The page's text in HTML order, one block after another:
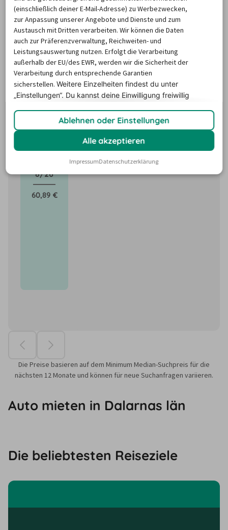
Dalarna County ?
Im Laufe des Jahres können Mietwagenpreise durch
Faktoren wie saisonale Nachfrage, Feiertage oder lokale
Veranstaltungen enorm schwanken. Aber keine Panik:
Unser Mietwagen-Preisbarometer hilft immer, das
Mietwagen zu finden - versprochen!
8/26
60,89 €
Die Preise basieren auf dem Minimum Median-Suchpreis für die
nächsten 12 Monate und können für neue Suchanfragen variieren.
Auto mieten in Dalarnas län
Die beliebtesten Reiseziele
(einschließlich deiner E-Mail-Adresse) zu Werbezwecken,
zur Anpassung unserer Angebote und Dienste und zum
Austausch mit Dritten verarbeiten. Wir können die Daten
auch zur Präferenzverwaltung, Reichweiten- und
Leistungsauswertung nutzen. Erfolgt die Verarbeitung
außerhalb der EU/des EWR, werden wir die Sicherheit der
Verarbeitung durch entsprechende Garantien
sicherstellen.Weitere Einzelheiten findest du unter
„Einstellungen“. Du kannst deine Einwilligung freiwillig
Ablehnen oder Einstellungen
Alle akzeptieren
ImpressumDatenschutzerklärung